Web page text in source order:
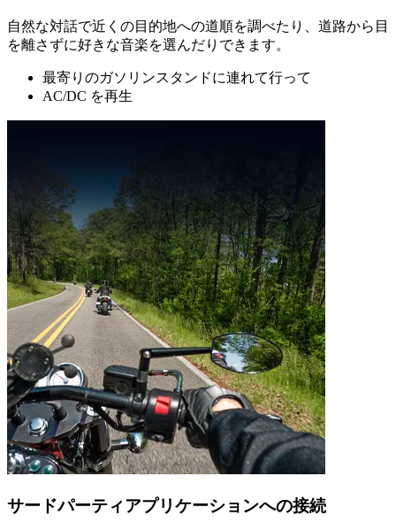
自然な対話で近くの目的地への道順を調べたり、道路から目
を離さずに好きな音楽を選んだりできます。
最寄りのガソリンスタンドに連れて行って
AC/DC を再生
サードパーティアプリケーションへの接続